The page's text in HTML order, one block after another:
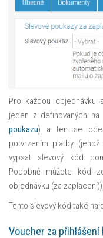
Pro každou objednávku
jeden z definovaných
poukazu) a ten se
potvrzením platby
vypsat slevový kód
Podobně můžete kód
objednávku (za zaplacení)).
Tento slevový kód také
Voucher za